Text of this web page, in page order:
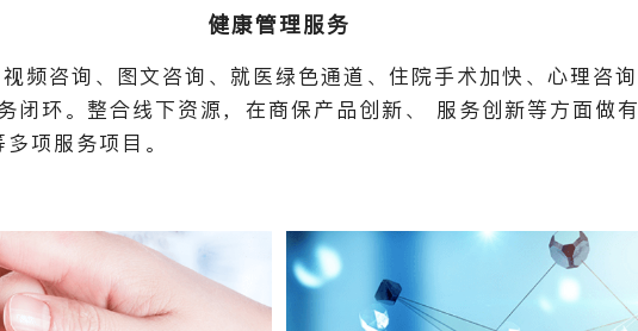
健康管理服务
频咨询、图文咨询、就医绿色通道、住院手术加快、心理咨
闭环。整合线下资源，在商保产品创新、 服务创新等方面做
项服务项目。